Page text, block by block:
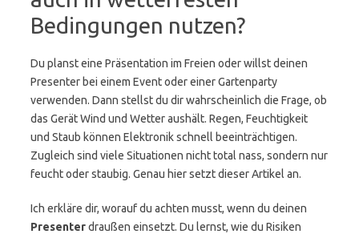
Bedingungen nutzen?
Du planst eine Präsentation im Freien oder willst deinen
Presenter bei einem Event oder einer Gartenparty
verwenden. Dann stellst du dir wahrscheinlich die Frage, ob
das Gerät Wind und Wetter aushält. Regen, Feuchtigkeit
und Staub können Elektronik schnell beeinträchtigen.
Zugleich sind viele Situationen nicht total nass, sondern nur
feucht oder staubig. Genau hier setzt dieser Artikel an.
Ich erkläre dir, worauf du achten musst, wenn du deinen
Presenterdraußen einsetzt. Du lernst, wie du Risiken